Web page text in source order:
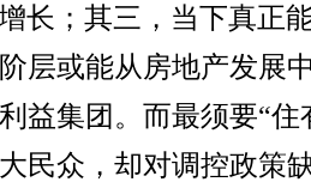
长；其三，当下真正
层或能从房地产发展
益集团。而最须要“
民众，却对调控政策